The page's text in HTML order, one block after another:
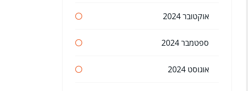
אוקטובר 2024
ספטמבר 2024
אוגוסט 2024